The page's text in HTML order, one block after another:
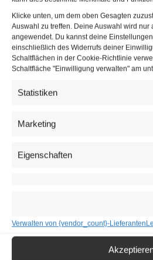
Klicke unten, um dem oben Gesagten
Auswahl zu treffen. Deine Auswahl wird nur
angewendet. Du kannst deine
einschließlich des Widerrufs deiner
Schaltflächen in der Cookie-Richtlinie
Schaltfläche "Einwilligung verwalten" am
Statistiken
Marketing
Eigenschaften
Verwalten von {vendor_count}-Lieferanten
© APA (dpa)/Peter Kneffel
Programm für
Bezahlen über eine drahtlose
Netz, aber etwa auch im
(Datenauslese im